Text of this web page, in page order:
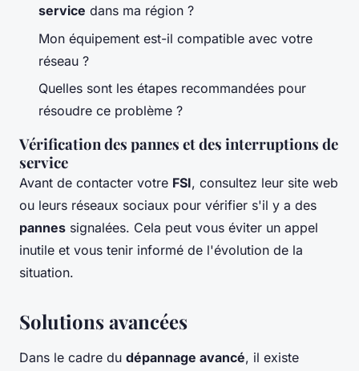
service dans ma région ?
Mon équipement est-il compatible avec votre
réseau ?
Quelles sont les étapes recommandées pour
résoudre ce problème ?
Vérification des pannes et des interruptions de
service
Avant de contacter votre FSI, consultez leur site web
ou leurs réseaux sociaux pour vérifier s'il y a des
pannes signalées. Cela peut vous éviter un appel
inutile et vous tenir informé de l'évolution de la
situation.
Solutions avancées
Dans le cadre du dépannage avancé, il existe